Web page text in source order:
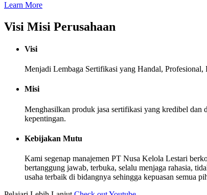
Learn More
Visi Misi Perusahaan
Visi
Menjadi Lembaga Sertifikasi yang Handal,
Misi
Menghasilkan produk jasa sertifikasi yang kredibel dan
kepentingan.
Kebijakan Mutu
Kami segenap manajemen PT Nusa Kelola Lestari
bertanggung jawab, terbuka, selalu menjaga rahasia,
usaha terbaik di bidangnya sehingga kepuasan semua